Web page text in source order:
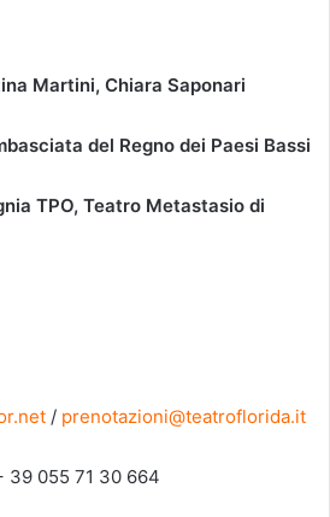
Martini, Chiara Saponari
del Regno dei Paesi Bassi
TPO, Teatro Metastasio di
/ prenotazioni@teatroflorida.it
39 055 71 30 664